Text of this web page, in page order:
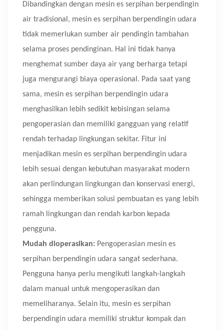
Dibandingkan dengan mesin es serpihan berpendingin
air tradisional, mesin es serpihan berpendingin udara
tidak memerlukan sumber air pendingin tambahan
selama proses pendinginan. Hal ini tidak hanya
menghemat sumber daya air yang berharga tetapi
juga mengurangi biaya operasional. Pada saat yang
sama, mesin es serpihan berpendingin udara
menghasilkan lebih sedikit kebisingan selama
pengoperasian dan memiliki gangguan yang relatif
rendah terhadap lingkungan sekitar. Fitur ini
menjadikan mesin es serpihan berpendingin udara
lebih sesuai dengan kebutuhan masyarakat modern
akan perlindungan lingkungan dan konservasi energi,
sehingga memberikan solusi pembuatan es yang lebih
ramah lingkungan dan rendah karbon kepada
pengguna.
Mudah dioperasikan: Pengoperasian mesin es
serpihan berpendingin udara sangat sederhana.
Pengguna hanya perlu mengikuti langkah-langkah
dalam manual untuk mengoperasikan dan
memeliharanya. Selain itu, mesin es serpihan
berpendingin udara memiliki struktur kompak dan